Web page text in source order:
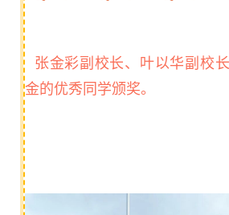
张金彩副校长、叶以华副校
金的优秀同学颁奖。